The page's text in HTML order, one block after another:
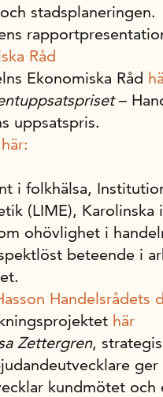
stadsplaneringen.
Råd
Ekonomiska Råd
–
uppsatspris.
i folkhälsa,
(LIME),
ohövlighet i
beteende i
Handelsrådets
här
Zettergren,
kundmötet och